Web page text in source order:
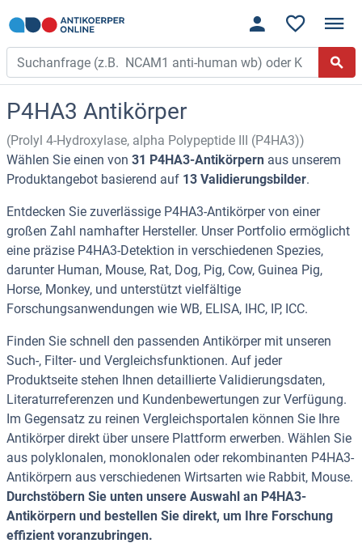
P4HA3 Antikörper
(Prolyl 4-Hydroxylase, alpha Polypeptide III (P4HA3))
Wählen Sie einen von 31 P4HA3-Antikörpern aus unserem
Produktangebot basierend auf 13 Validierungsbilder.
Entdecken Sie zuverlässige P4HA3-Antikörper von einer
großen Zahl namhafter Hersteller. Unser Portfolio ermöglicht
eine präzise P4HA3-Detektion in verschiedenen Spezies,
darunter Human, Mouse, Rat, Dog, Pig, Cow, Guinea Pig,
Horse, Monkey, und unterstützt vielfältige
Forschungsanwendungen wie WB, ELISA, IHC, IP, ICC.
Finden Sie schnell den passenden Antikörper mit unseren
Such-, Filter- und Vergleichsfunktionen. Auf jeder
Produktseite stehen Ihnen detaillierte Validierungsdaten,
Literaturreferenzen und Kundenbewertungen zur Verfügung.
Im Gegensatz zu reinen Vergleichsportalen können Sie Ihre
Antikörper direkt über unsere Plattform erwerben. Wählen Sie
aus polyklonalen, monoklonalen oder rekombinanten P4HA3-
Antikörpern aus verschiedenen Wirtsarten wie Rabbit, Mouse.
Durchstöbern Sie unten unsere Auswahl an P4HA3-
Antikörpern und bestellen Sie direkt, um Ihre Forschung
effizient voranzubringen.